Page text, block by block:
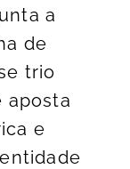
a
de
trio
aposta
e